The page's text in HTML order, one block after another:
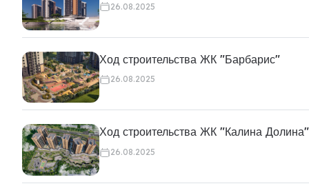
26.08.2025
Ход строительства ЖК "Барбарис"
26.08.2025
Ход строительства ЖК "Калина Долина"
26.08.2025